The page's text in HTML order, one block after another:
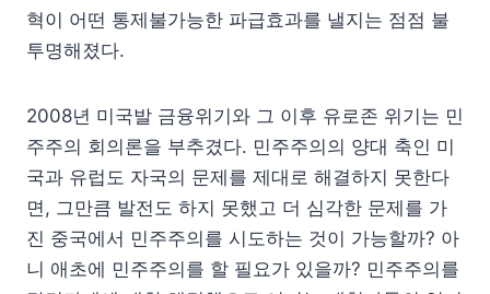
혁이 어떤 통제불가능한 파급효과를 낼지는 점점 불
투명해졌다.
2008년 미국발 금융위기와 그 이후 유로존 위기는 민
주주의 회의론을 부추겼다. 민주주의의 양대 축인 미
국과 유럽도 자국의 문제를 제대로 해결하지 못한다
면, 그만큼 발전도 하지 못했고 더 심각한 문제를 가
진 중국에서 민주주의를 시도하는 것이 가능할까? 아
니 애초에 민주주의를 할 필요가 있을까? 민주주의를